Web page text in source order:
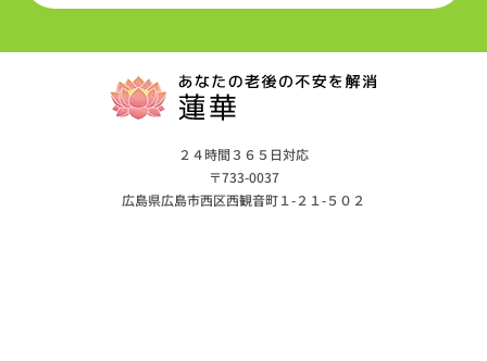
２４時間３６５日対応
〒733-0037
広島県広島市西区西観音町１-２１-５０２